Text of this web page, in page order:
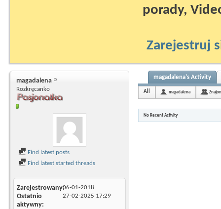
porady,
Zarejestruj
magadalena
Rozkręcanko
Find latest posts
Find latest started threads
Zarejestrowany06-01-2018
Ostatnio
aktywny
27-02-2025 17:29
magadalena's Activity
All magadalena
No Recent Activity